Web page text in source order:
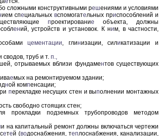
сложными конструктивными решениями и условиями
ием специальных вспомогательных приспособлений и
проектирование объекта, должны
ений, устройств и установок. К ним, в частности,
цементации, глинизации, силикатизации и
сводов, труб и т. п.,
отрываемых вблизи фундаментов существующих
емых на ремонтируемом здании;
ной компенсации;
ри перекладке несущих стен и выполнении монтажных
свободно стоящих стен;
прокладки подземных трубопроводов методом
и на капитальный ремонт должны включаться чертежи
етей (водоснабжения, теплоснабжения, канализации,